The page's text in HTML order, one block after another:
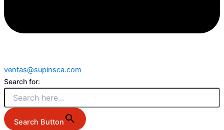
ventas@supinsca.com
Search for:
Search Button